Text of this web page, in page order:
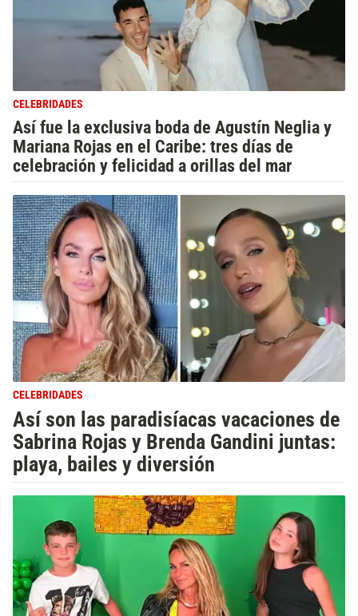
CELEBRIDADES
Así fue la exclusiva boda de Agustín Neglia y
Mariana Rojas en el Caribe: tres días de
celebración y felicidad a orillas del mar
CELEBRIDADES
Así son las paradisíacas vacaciones de
Sabrina Rojas y Brenda Gandini juntas:
playa, bailes y diversión